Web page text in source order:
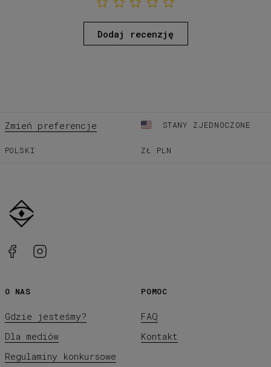
Dodaj recenzję
Zmień preferencje STANY ZJEDNOCZONE
POLSKI ZŁ PLN
O NAS
Gdzie jesteśmy?
Dla mediów
Regulaminy konkursowe
POMOC
FAQ
Kontakt